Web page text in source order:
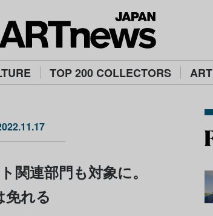
TOP 200 COLLECTORS
関連部門も対象に。
免れる